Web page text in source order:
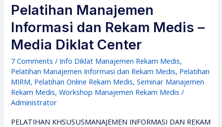
Pelatihan Manajemen
Informasi dan Rekam Medis –
Media Diklat Center
7 Comments / Info Diklat Manajemen Rekam Medis,
Pelatihan Manajemen Informasi dan Rekam Medis, Pelatihan
MIRM, Pelatihan Online Rekam Medis,Seminar Manajemen
Rekam Medis,Workshop Manajemen Rekam Medis /
Administrator
PELATIHAN KHSUSUSMANAJEMEN INFORMASI DAN REKAM